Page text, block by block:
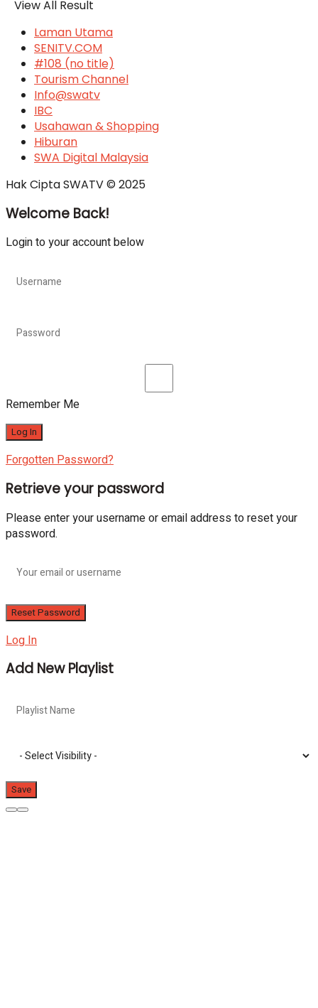
View All Result
Laman Utama
SENITV.COM
#108 (no title)
Tourism Channel
Info@swatv
IBC
Usahawan & Shopping
Hiburan
SWA Digital Malaysia
Hak Cipta SWATV © 2025
Welcome Back!
Login to your account below
Remember Me
Forgotten Password?
Retrieve your password
Please enter your username or email address to reset your
password.
Log In
Add New Playlist